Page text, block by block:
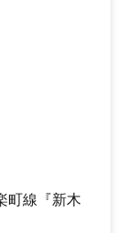
町線『新木